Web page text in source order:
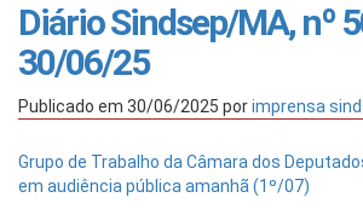
Diário Sindsep/MA, nº
30/06/25
Publicado em 30/06/2025 porimprensa
Grupo de Trabalho da Câmara dos
em audiência pública amanhã (1º/07)